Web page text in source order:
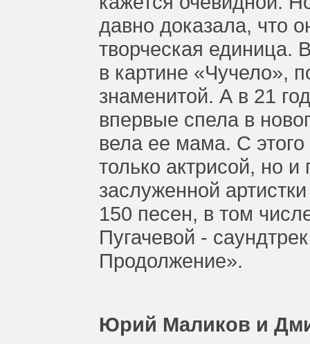
давно доказала, что
творческая единица.
в картине «Чучело»,
знаменитой. А в 21
впервые спела в
вела ее мама. С
только актрисой, но
заслуженной
150 песен, в том
Пугачевой -
Продолжение».
Юрий Маликов и